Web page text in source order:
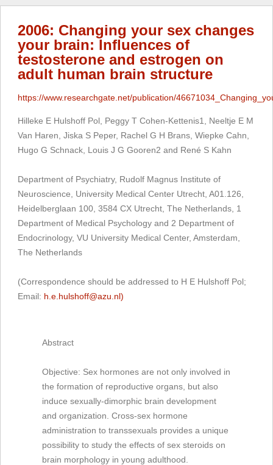
2006: Changing your sex changes
your brain: Influences of
testosterone and estrogen on
adult human brain structure
https://www.researchgate.net/publication/
Hilleke E Hulshoff Pol, Peggy T Cohen-Kettenis1, Neeltje E M
Van Haren, Jiska S Peper, Rachel G H Brans, Wiepke Cahn,
Hugo G Schnack, Louis J G Gooren2 and René S Kahn
Department of Psychiatry, Rudolf Magnus Institute of
Neuroscience, University Medical Center Utrecht, A01.126,
Heidelberglaan 100, 3584 CX Utrecht, The Netherlands, 1
Department of Medical Psychology and 2 Department of
Endocrinology, VU University Medical Center, Amsterdam,
The Netherlands
(Correspondence should be addressed to H E Hulshoff Pol;
Email: h.e.hulshoff@azu.nl)
Abstract
Objective: Sex hormones are not only involved in
the formation of reproductive organs, but also
induce sexually-dimorphic brain development
and organization. Cross-sex hormone
administration to transsexuals provides a unique
possibility to study the effects of sex steroids on
brain morphology in young adulthood.